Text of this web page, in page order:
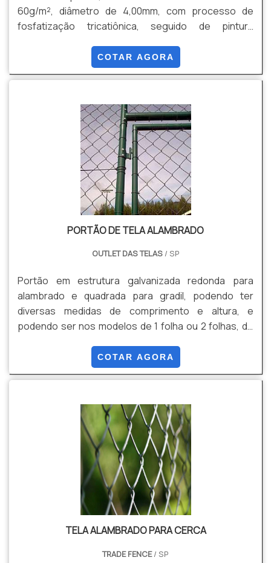
60g/m², diâmetro de 4,00mm, com processo de
fosfatização tricatiônica, seguido de pintura
mínima de 120µm(micras), podendo ser as alturas de
1,03, 1,53, 2,03 e 2,43.
COTAR AGORA
PORTÃO DE TELA ALAMBRADO
OUTLET DAS TELAS/ SP
Portão em estrutura galvanizada redonda para
alambrado e quadrada para gradil, podendo ter
diversas medidas de comprimento e altura, e
podendo ser nos modelos de 1 folha ou 2 folhas, de
COTAR AGORA
TELA ALAMBRADO PARA CERCA
TRADE FENCE/ SP